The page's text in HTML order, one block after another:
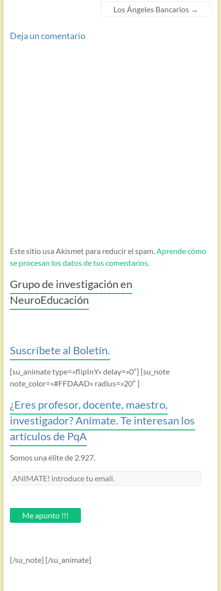
Los Ángeles Bancarios →
Deja un comentario
Este sitio usa Akismet para reducir el spam. Aprende cómo
se procesan los datos de tus comentarios.
Grupo de investigación en
NeuroEducación
Suscríbete al Boletín.
[su_animate type=»flipInY» delay=»0″] [su_note
note_color=»#FFDAAD» radius=»20″ ]
¿Eres profesor, docente, maestro,
investigador? Anímate. Te interesan los
artículos de PqA
Somos una élite de 2.927.
ANIMATE!
email.Me apunto !!!
[/su_note] [/su_animate]